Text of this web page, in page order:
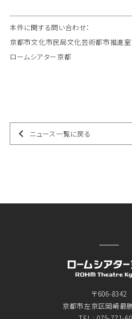
本件に関する問い合わせ：
京都市文化市民局文化芸術都市推進
ロームシアター京都
ニュース一覧に戻る
〒606-8342
京都市左京区岡崎最